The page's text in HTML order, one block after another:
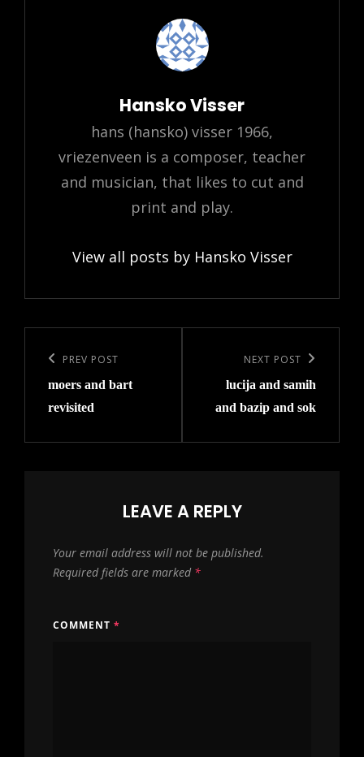
Author:
Hansko Visser
hans (hansko) visser 1966,
vriezenveen is a composer, teacher
and musician, that likes to cut and
print and play.
View all posts by Hansko Visser
navigation
Previous
Post
PREV POST
moers and bart
revisited
Post
NEXT POST
lucija and samih
and bazip and sok
LEAVE A REPLY
Your email address will not be published.
Required fields are marked *
COMMENT *